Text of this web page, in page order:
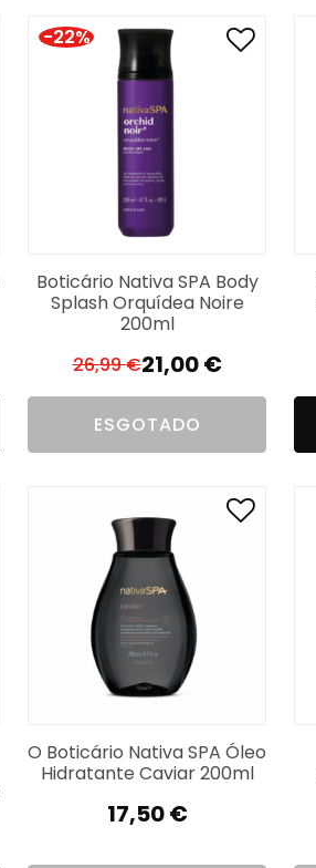
-22%
Boticário Nativa SPA Body
Splash Orquídea Noire
200ml
26,99€O
preço
original
era:
21,00€
O
preço
atual
é:
ESGOTADO
O Boticário Nativa SPA Óleo
Hidratante Caviar 200ml
17,50€